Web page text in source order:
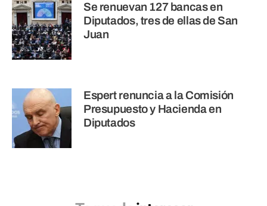
Se renuevan 127 bancas en
Diputados, tres de ellas de San
Juan
Espert renuncia a la Comisión
Presupuesto y Hacienda en
Diputados